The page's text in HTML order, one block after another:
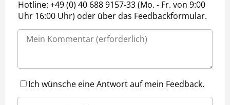
Hotline: +49 (0) 40 688 9157-33 (Mo. - Fr. von 9:00
Uhr 16:00 Uhr) oder über das Feedbackformular.
Ich wünsche eine Antwort auf mein Feedback.